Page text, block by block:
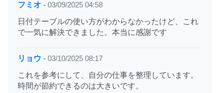
フミオ - 03/09/2025 04:58
日付テーブルの使い方がわからなかったけど、これ
で一気に解決できました。本当に感謝です
リョウ - 03/10/2025 08:17
これを参考にして、自分の仕事を整理しています。
時間が節約できるのは大きいです。